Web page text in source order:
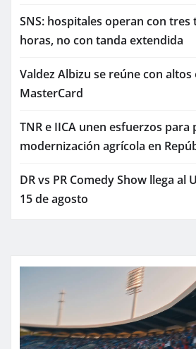
SNS: hospitales operan con
horas, no con tanda extendida
Valdez Albizu se reúne con
MasterCard
TNR e IICA unen esfuerzos para
modernización agrícola en
DR vs PR Comedy Show llega al
15 de agosto